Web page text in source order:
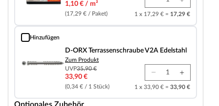
1,10 € / m²
(17,29 € / Paket) 1 x 17,29 € = 17,29 €
Hinzufügen
D-ORX Terrassenschraube V2A Edelstahl
D-ORX Terrassenschraube V2A Edelstahl
Zum Produkt
UVP35,90 €
33,90 €
(0,34 € / 1 Stück) 1 x 33,90 € = 33,90 €
Optionales Zubehör